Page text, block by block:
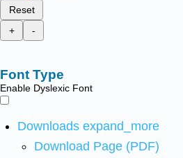
Reset
+
-
Font Type
Enable Dyslexic Font
Downloads expand_more
Download Page (PDF)